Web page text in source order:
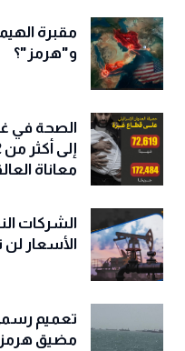
مقبرة
و"هرمز"؟
الصحة في
معاناة
الشركات
الأسعار لن
تعميم
مضيق